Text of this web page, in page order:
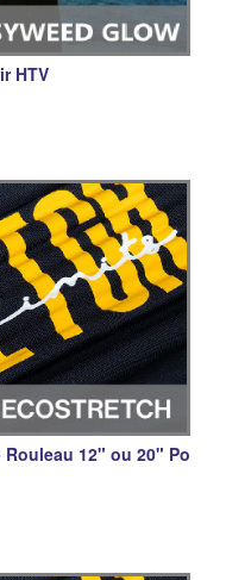
HTV
Rouleau 12" ou 20" Po